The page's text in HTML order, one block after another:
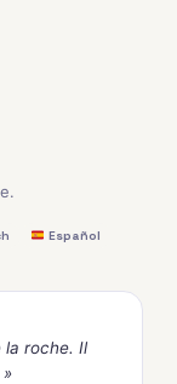
Español
la roche. Il